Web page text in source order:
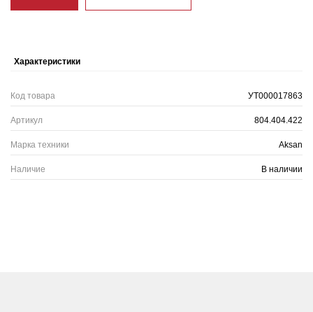
Характеристики
Код товара УТ000017863
Артикул 804.404.422
Марка техники Aksan
Наличие В наличии